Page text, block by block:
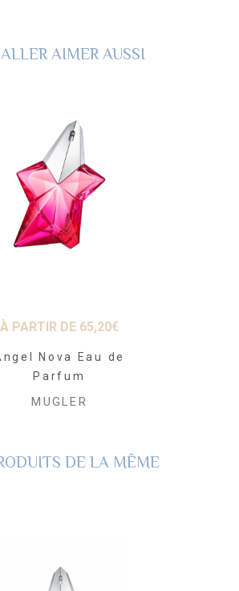
AIMER AUSSI
À PARTIR DE 65,20€
Nova Eau de
Parfum
MUGLER
DE LA MÊME